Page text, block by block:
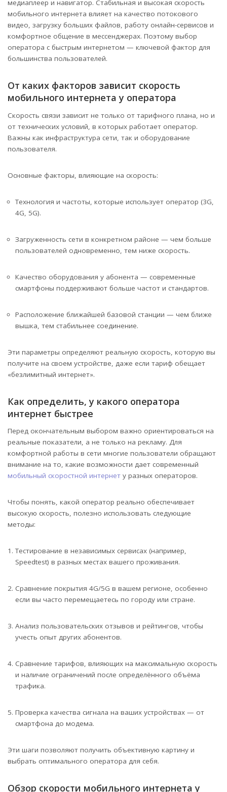
медиаплеер и навигатор. Стабильная и высокая скорость
мобильного интернета влияет на качество потокового
видео, загрузку больших файлов, работу онлайн-сервисов и
комфортное общение в мессенджерах. Поэтому выбор
оператора с быстрым интернетом — ключевой фактор для
большинства пользователей.
От каких факторов зависит скорость
мобильного интернета у оператора
Скорость связи зависит не только от тарифного плана, но и
от технических условий, в которых работает оператор.
Важны как инфраструктура сети, так и оборудование
пользователя.
Основные факторы, влияющие на скорость:
Технология и частоты, которые использует оператор (3G,
4G, 5G).
Загруженность сети в конкретном районе — чем больше
пользователей одновременно, тем ниже скорость.
Качество оборудования у абонента — современные
смартфоны поддерживают больше частот и стандартов.
Расположение ближайшей базовой станции — чем ближе
вышка, тем стабильнее соединение.
Эти параметры определяют реальную скорость, которую вы
получите на своем устройстве, даже если тариф обещает
«безлимитный интернет».
Как определить, у какого оператора
интернет быстрее
Перед окончательным выбором важно ориентироваться на
реальные показатели, а не только на рекламу. Для
комфортной работы в сети многие пользователи обращают
внимание на то, какие возможности дает современный
мобильный скоростной интернет у разных операторов.
Чтобы понять, какой оператор реально обеспечивает
высокую скорость, полезно использовать следующие
методы:
Тестирование в независимых сервисах (например,
Speedtest) в разных местах вашего проживания.
Сравнение покрытия 4G/5G в вашем регионе, особенно
если вы часто перемещаетесь по городу или стране.
Анализ пользовательских отзывов и рейтингов, чтобы
учесть опыт других абонентов.
Сравнение тарифов, влияющих на максимальную скорость
и наличие ограничений после определённого объёма
трафика.
Проверка качества сигнала на ваших устройствах — от
смартфона до модема.
Эти шаги позволяют получить объективную картину и
выбрать оптимального оператора для себя.
Обзор скорости мобильного интернета у